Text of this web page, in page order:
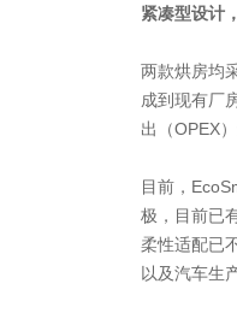
紧凑型设计
两款烘房均
成到现有厂
出（OPEX
目前，
极，目前已
柔性适配已
以及汽车生